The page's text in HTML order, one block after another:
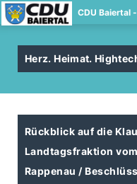
CDU Baiertal
Herz. Heimat.
Rückblick auf die
Landtagsfraktion
Rappenau /